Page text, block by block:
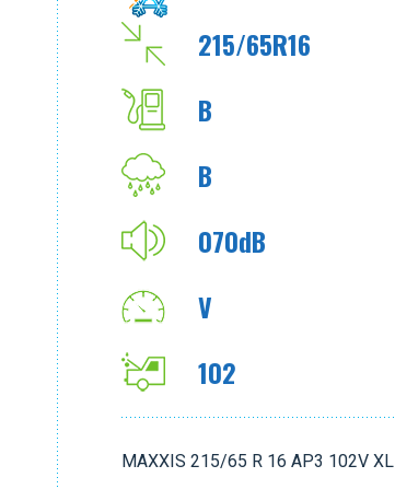
215/65R16
B
B
070dB
V
102
MAXXIS 215/65 R 16 AP3 102V XL